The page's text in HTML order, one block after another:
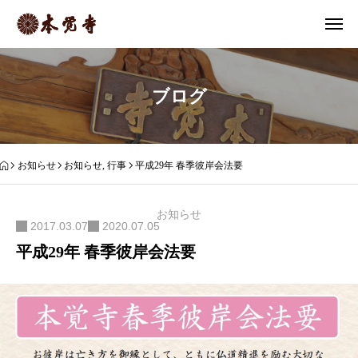
ブログ
お知らせ お知らせ,行事 平成29年 春季彼岸会法要
お知らせ
2017.03.07 2020.07.05
平成29年 春季彼岸会法要